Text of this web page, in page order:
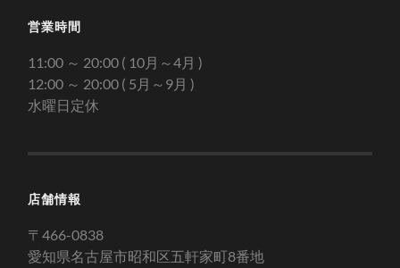
営業時間
11:00 ～ 20:00 ( 10月～4月 )
12:00 ～ 20:00 ( 5月～9月 )
水曜日定休
店舗情報
〒466-0838
愛知県名古屋市昭和区五軒家町8番地